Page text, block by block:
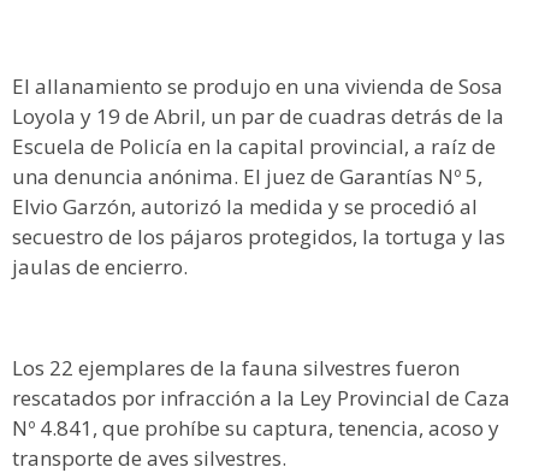
El allanamiento se produjo en una vivienda de Sosa
Loyola y 19 de Abril, un par de cuadras detrás de la
Escuela de Policía en la capital provincial, a raíz de
una denuncia anónima. El juez de Garantías Nº 5,
Elvio Garzón, autorizó la medida y se procedió al
secuestro de los pájaros protegidos, la tortuga y las
jaulas de encierro.
Los 22 ejemplares de la fauna silvestres fueron
rescatados por infracción a la Ley Provincial de Caza
Nº 4.841, que prohíbe su captura, tenencia, acoso y
transporte de aves silvestres.